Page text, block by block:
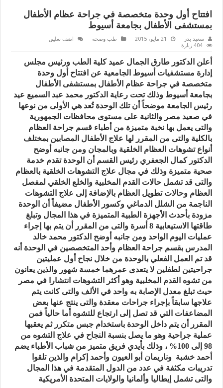
افتتاح أول وحدة متخصصة في جراحة عظام الأطفال
بمستشفى الأطفال بجامعة أسيوط
سعيد بدر 21 مايو، 2015 طب وصحة
اضف تعليق
404 زيارة
أعلن الدكتور طارق الجمال عميد كلية الطب ورئيس مجلس
إدارة مستشفيات أسيوط الجامعية عن افتتاح أول وحدة
متخصصة في جراحة عظام الأطفال بمستشفى الأطفال
بجامعة أسيوط وذلك تحت رعاية الدكتور محمد عبد السميع عيد
رئيس الجامعة موضحاً أن تلك الوحدة تُعد هي الأولى من نوعها
في صعيد مصر والثانية على مستوى محافظات الجمهورية
والتى يعمل بها نخبة متميزة من أطباء قسم جراحة العظام
بالكلية والتى من المقرر لها علاج الأطفال المصابين بمختلف
أنواع تشوهات العظام الخلقية وبالمجان ومن جانبه أوضح
الدكتور كمال الجعفري رئيس القسم أن الوحدة تقدم خدمة
صحية متميزة وذلك في مجال علاج التشوهات الخلقية بالعظام
والتى قد تشمل حالات القدم المخلبية والخلع الخلقي لمفصل
العظام وحالات تطويل العظام بالإضافة إلى علاج التشوهات
الناجمة من الشلل الدماغي وكسور الأطفال مضيفاً أن الوحدة
مزودة بأحدث الأجهزة الطبية المتميزة في هذا المجال وتبلغ
طاقتها الاستيعابية 8 أسرة والتى من المقرر أن يتم بها إجراء
عمليات اليوم الواحد ومن جانبه أوضح الدكتور محمد خالد
المدرس بقسم جراحة العظام وأحد المتخصصين في الوحدة أنه
قد تم العمل الفعلي بالوحدة من خلال نجاح أول عمليتين
جراحيتين لطفلين لا يتعدى عمرهما خمسة شهور والذين يعانون
من تشوه القدم المخلبية وهو أكثر التشوهات انتشارا في مصر
حيث تبلغ معدل الإصابة به واحد في الألف والتى كانت يتم
علاجها سابقاً بإجراء جراحات معقدة والتى ينتج عنها بعض
المضاعفات التي قد تصل إلى ارتجاع للتشوه أما حالياً فمن
المقرر أن يتم داخل الوحدة باستخدام جبس متكرر ثم يعقبها
عملية جراحية وهو ما يصل بنسبة النجاح في علاج التشوه من
98 إلى 100% ، وذلك بأيدي فريق متميز من شباب الأطباء يضم
أحمد خشبة وناريمان أبو العيون وأحمد إكرام والذين تلقوا
تدريبات مكثفة في عدد من الدول المتقدمة في هذا المجال
والتى تشمل إيطاليا وألمانيا والولايات المتحدة الأمريكية